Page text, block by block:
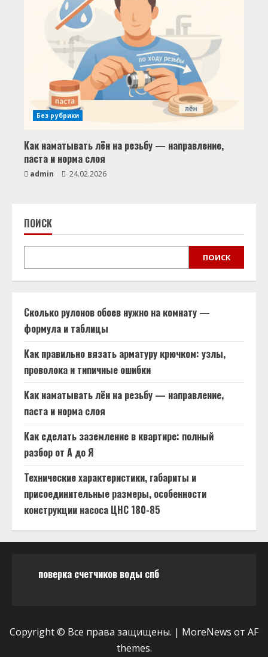
Без рубрики
Как наматывать лён на резьбу — направление,
паста и норма слоя
admin 24.02.2026
ПОИСК
ПОИСК
Сколько рулонов обоев нужно на комнату —
формула и таблицы
Как правильно вязать арматуру крючком: узлы,
проволока и типичные ошибки
Как наматывать лён на резьбу — направление,
паста и норма слоя
Как сделать заземление в квартире: полный
разбор от А до Я
Технические характеристики, габариты и
присоединительные размеры, особенности
конструкции насоса ЦНС 180-85
поверка счетчиков воды спб
Copyright © Все права защищены. | MoreNews от AF
themes.